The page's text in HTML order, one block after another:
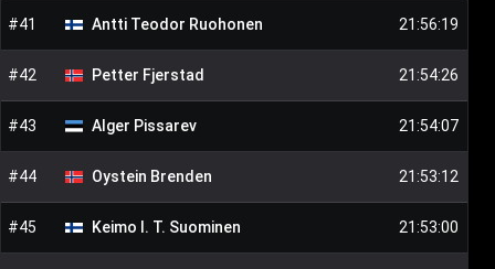
#41 Antti Teodor Ruohonen 21:56:19
#42 Petter Fjerstad 21:54:26
#43 Alger Pissarev 21:54:07
#44 Oystein Brenden 21:53:12
#45 Keimo I. T. Suominen 21:53:00